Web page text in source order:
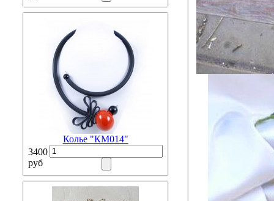
Колье "КМ014"
3400
руб